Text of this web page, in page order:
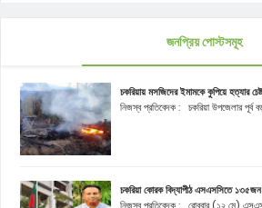
জনপ্রিয় পোস্টসমূহ
চকরিয়ায় মসজিদের ইমামকে কুপিয়ে হত্যার
নিজস্ব প্রতিবেদক : চকরিয়া উপজেলার পূর্ব
চকরিয়া কোরক বিদ্যাপীঠ এসএসসিতে